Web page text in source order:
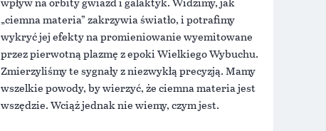
„ciemna materia” zakrzywia światło, i potrafimy
wykryć jej efekty na promieniowanie wyemitowane
przez pierwotną plazmę z epoki Wielkiego Wybuchu.
Zmierzyliśmy te sygnały z niezwykłą precyzją. Mamy
wszelkie powody, by wierzyć, że ciemna materia jest
wszędzie. Wciąż jednak nie wiemy, czym jest.